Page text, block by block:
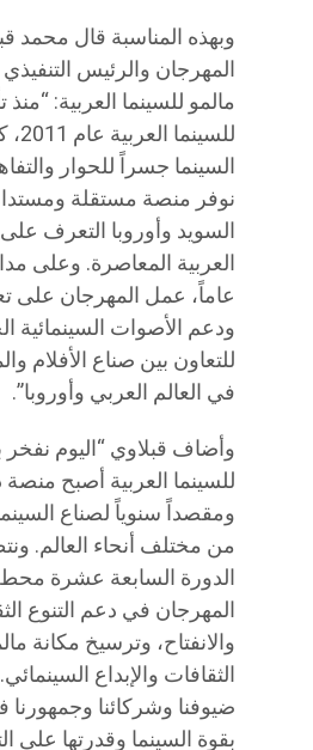
وبهذه المناسبة قال
المهرجان والرئيس
مالمو للسينما العربية:
السينما جسراً للحوار
نوفر منصة مستقلة
السويد وأوروبا التعرف على
العربية المعاصرة. وعلى
عاماً، عمل المهرجان على
ودعم الأصوات
للتعاون بين صناع الأفلام
في العالم العربي وأوروبا”.
وأضاف قبلاوي “اليوم
للسينما العربية أصبح منصة
ومقصداً سنوياً لصناع
من مختلف أنحاء العالم.
الدورة السابعة عشرة
المهرجان في دعم التنوع
والانفتاح، وترسيخ مكانة
الثقافات والإبداع
بقوة السينما وقدرتها على